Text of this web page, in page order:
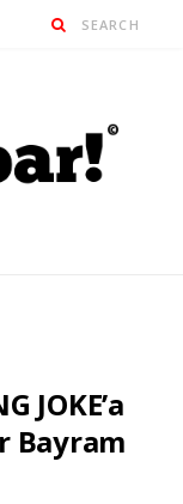
JOKE’a
Bayram